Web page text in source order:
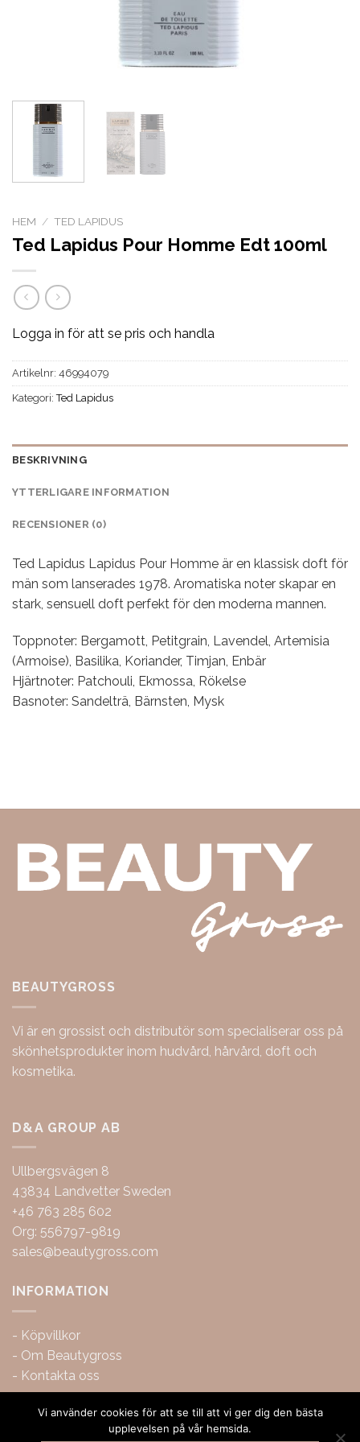
HEM / TED LAPIDUS
Ted Lapidus Pour Homme Edt 100ml
Logga in för att se pris och handla
Artikelnr: 46994079
Kategori:Ted Lapidus
BESKRIVNING
YTTERLIGARE INFORMATION
RECENSIONER (0)
Ted Lapidus Lapidus Pour Homme är en klassisk doft för
män som lanserades 1978. Aromatiska noter skapar en
stark, sensuell doft perfekt för den moderna mannen.
Toppnoter: Bergamott, Petitgrain, Lavendel, Artemisia
(Armoise), Basilika, Koriander, Timjan, Enbär
Hjärtnoter: Patchouli, Ekmossa, Rökelse
Basnoter: Sandelträ, Bärnsten, Mysk
BEAUTYGROSS
Vi är en grossist och distributör som specialiserar oss på
skönhetsprodukter inom hudvård, hårvård, doft och
kosmetika.
D&A GROUP AB
Ullbergsvägen 8
43834 Landvetter Sweden
+46 763 285 602
Org: 556797-9819
sales@beautygross.com
INFORMATION
- Köpvillkor
- Om Beautygross
- Kontakta oss
Vi använder cookies för att se till att vi ger dig den bästa
upplevelsen på vår hemsida.